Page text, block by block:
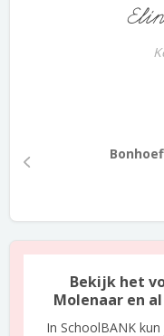
Bekijk het
Molenaar en
In SchoolBANK kun